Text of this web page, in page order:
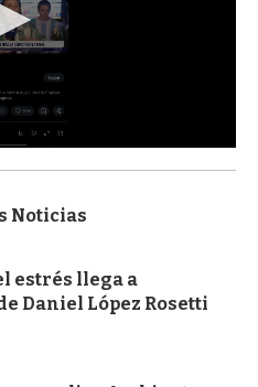
Noticias
estrés llega a
Daniel López Rosetti